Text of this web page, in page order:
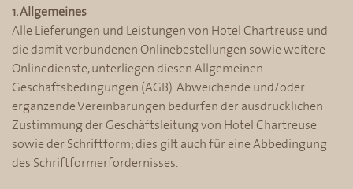
1. Allgemeines
Alle Lieferungen und Leistungen von Hotel Chartreuse und
die damit verbundenen Onlinebestellungen sowie weitere
Onlinedienste, unterliegen diesen Allgemeinen
Geschäftsbedingungen (AGB). Abweichende und/oder
ergänzende Vereinbarungen bedürfen der ausdrücklichen
Zustimmung der Geschäftsleitung von Hotel Chartreuse
sowie der Schriftform; dies gilt auch für eine Abbedingung
des Schriftformerfordernisses.